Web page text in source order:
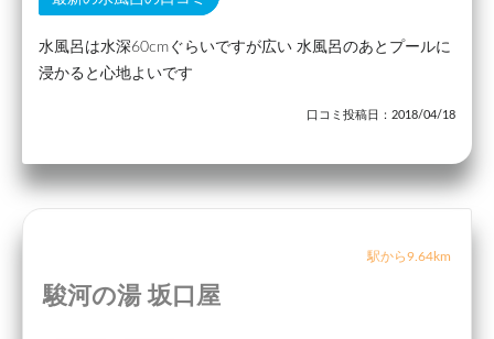
水風呂は水深60cmぐらいですが広い 水風呂のあとプールに
浸かると心地よいです
口コミ投稿日：2018/04/18
駅から9.64km
駿河の湯 坂口屋